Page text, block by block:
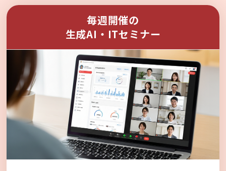
毎週開催の
生成AI・ITセミナー